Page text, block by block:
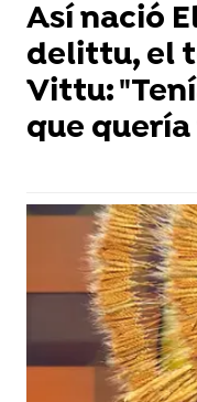
Así nació
delittu, el
Vittu:
que